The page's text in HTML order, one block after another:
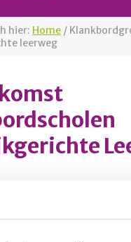
hier: Home /
leerweg
2021 vond een 1
met een groot